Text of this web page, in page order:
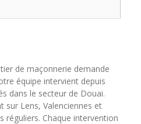
de maçonnerie demande
équipe intervient depuis
dans le secteur de Douai.
sur Lens, Valenciennes et
réguliers. Chaque intervention